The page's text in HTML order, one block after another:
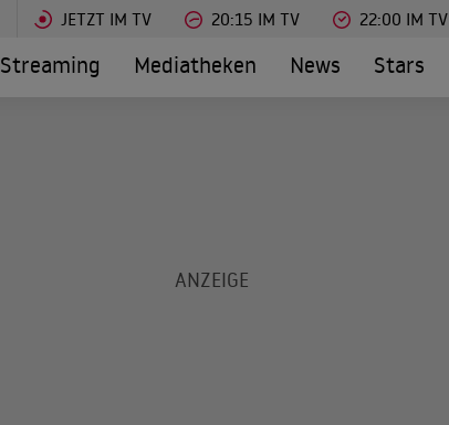
JETZT IM TV 20:15 IM TV 22:00 IM TV
Streaming Mediatheken News Stars